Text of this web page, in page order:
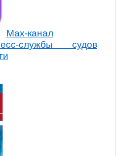
Max-канал
службы судов